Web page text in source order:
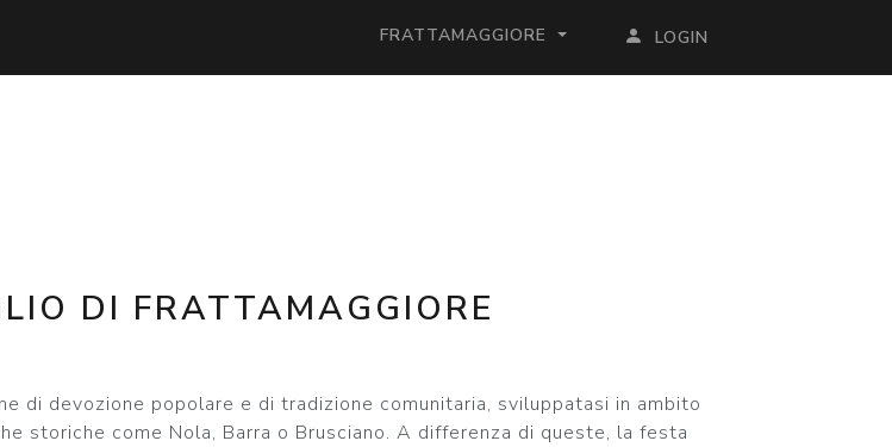
FRATTAMAGGIORE LOGIN
DI FRATTAMAGGIORE
di devozione popolare e di tradizione comunitaria, sviluppatasi in ambito
storiche come Nola, Barra o Brusciano. A differenza di queste, la festa